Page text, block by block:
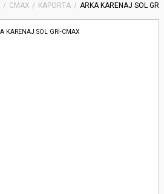
CMAX KAPORTA ARKA KARENAJ SOL